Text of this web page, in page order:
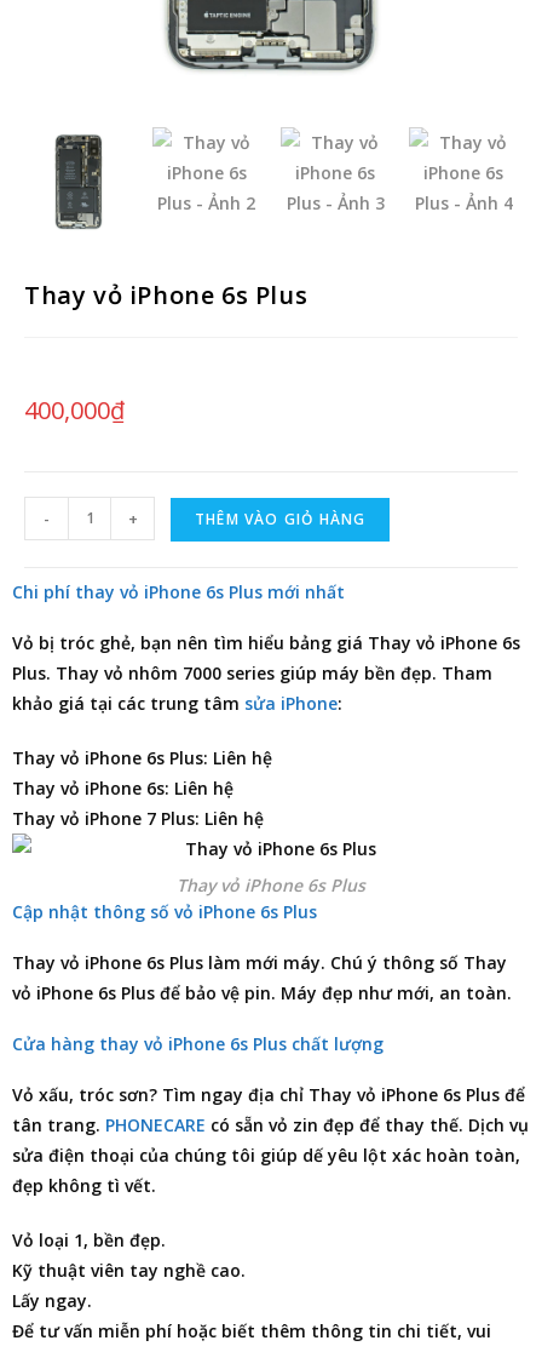
Thay vỏ iPhone 6s Plus
400,000₫
- + THÊM VÀO GIỎ HÀNG
Chi phí thay vỏ iPhone 6s Plus mới nhất
Vỏ bị tróc ghẻ, bạn nên tìm hiểu bảng giá Thay vỏ iPhone 6s
Plus. Thay vỏ nhôm 7000 series giúp máy bền đẹp. Tham
khảo giá tại các trung tâm sửa iPhone:
Thay vỏ iPhone 6s Plus: Liên hệ
Thay vỏ iPhone 6s: Liên hệ
Thay vỏ iPhone 7 Plus: Liên hệ
Thay vỏ iPhone 6s Plus
Cập nhật thông số vỏ iPhone 6s Plus
Thay vỏ iPhone 6s Plus làm mới máy. Chú ý thông số Thay
vỏ iPhone 6s Plus để bảo vệ pin. Máy đẹp như mới, an toàn.
Cửa hàng thay vỏ iPhone 6s Plus chất lượng
Vỏ xấu, tróc sơn? Tìm ngay địa chỉ Thay vỏ iPhone 6s Plus để
tân trang. PHONECARE có sẵn vỏ zin đẹp để thay thế. Dịch vụ
sửa điện thoại của chúng tôi giúp dế yêu lột xác hoàn toàn,
đẹp không tì vết.
Vỏ loại 1, bền đẹp.
Kỹ thuật viên tay nghề cao.
Lấy ngay.
Để tư vấn miễn phí hoặc biết thêm thông tin chi tiết, vui